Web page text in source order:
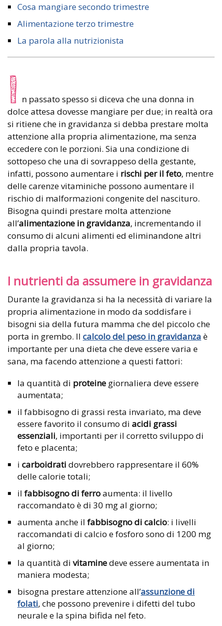
Cosa mangiare secondo trimestre
Alimentazione terzo trimestre
La parola alla nutrizionista
I n passato spesso si diceva che una donna in
dolce attesa dovesse mangiare per due; in realtà ora
si ritiene che in gravidanza si debba prestare molta
attenzione alla propria alimentazione, ma senza
eccedere con le porzioni. Sia una condizione di
sottopeso che una di sovrappeso della gestante,
infatti, possono aumentare i rischi per il feto, mentre
delle carenze vitaminiche possono aumentare il
rischio di malformazioni congenite del nascituro.
Bisogna quindi prestare molta attenzione
all’alimentazione in gravidanza, incrementando il
consumo di alcuni alimenti ed eliminandone altri
dalla propria tavola.
I nutrienti da assumere in gravidanza
Durante la gravidanza si ha la necessità di variare la
propria alimentazione in modo da soddisfare i
bisogni sia della futura mamma che del piccolo che
porta in grembo. Il calcolo del peso in gravidanza è
importante per una dieta che deve essere varia e
sana, ma facendo attenzione a questi fattori:
la quantità di proteine giornaliera deve essere
aumentata;
il fabbisogno di grassi resta invariato, ma deve
essere favorito il consumo di acidi grassi
essenziali, importanti per il corretto sviluppo di
feto e placenta;
i carboidrati dovrebbero rappresentare il 60%
delle calorie totali;
il fabbisogno di ferroaumenta: il livello
raccomandato è di 30 mg al giorno;
aumenta anche il fabbisogno di calcio: i livelli
raccomandati di calcio e fosforo sono di 1200 mg
al giorno;
la quantità di vitaminedeve essere aumentata in
maniera modesta;
bisogna prestare attenzione all’assunzione di
folati, che possono prevenire i difetti del tubo
neurale e la spina bifida nel feto.